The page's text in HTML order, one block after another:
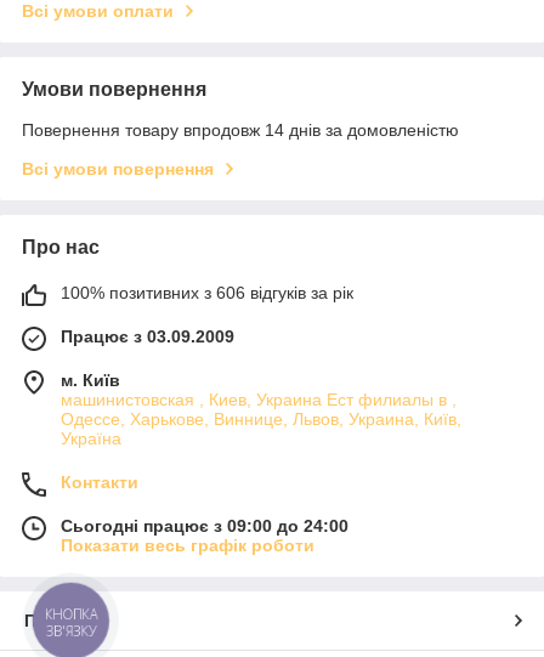
Всі умови оплати
Умови повернення
Повернення товару впродовж 14 днів за домовленістю
Всі умови повернення
Про нас
100% позитивних з 606 відгуків за рік
Працює з 03.09.2009
м. Київ
машинистовская , Киев, Украина Ест филиалы в ,
Одессе, Харькове, Виннице, Львов, Украина, Київ,
Україна
Контакти
Сьогодні працює з 09:00 до 24:00
Показати весь графік роботи
Про нас
КНОПКА
ЗВ'ЯЗКУ